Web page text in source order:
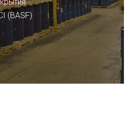
(BASF)